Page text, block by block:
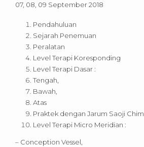
07, 08, 09 September 2018
Pendahuluan
Sejarah Penemuan
Peralatan
Level Terapi Koresponding
Level Terapi Dasar :
Tengah,
Bawah,
Atas
Praktek dengan Jarum Saoji Chim
Level Terapi Micro Meridian :
– Conception Vessel,